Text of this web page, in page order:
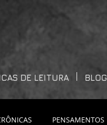
DE LEITURA BLOG
PENSAMENTOS